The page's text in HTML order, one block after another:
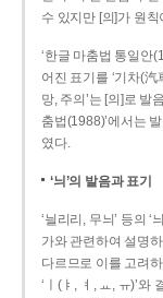
수 있지만 [의]가 원칙
‘한글 마춤법 통일안
어진 표기를 ‘기차(汽
망, 주의’는 [의]로 발
춤법(1988)’에서는
였다.
‘늬’의 발음과 표기
‘늴리리, 무늬’ 등의 ‘
가와 관련하여 설명하
다르므로 이를 고려하
‘ㅣ(ㅑ, ㅕ, ㅛ, ㅠ)’와